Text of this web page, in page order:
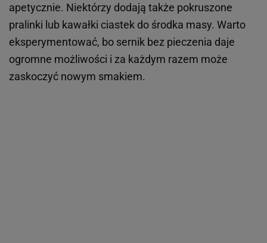
apetycznie. Niektórzy dodają także pokruszone
pralinki lub kawałki ciastek do środka masy. Warto
eksperymentować, bo sernik bez pieczenia daje
ogromne możliwości i za każdym razem może
zaskoczyć nowym smakiem.